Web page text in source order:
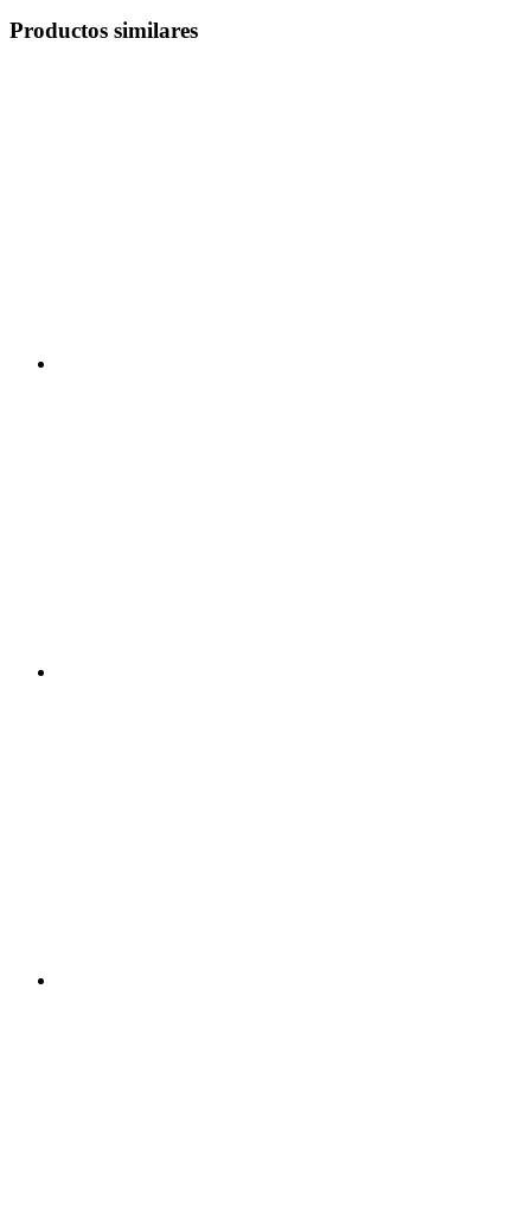
Productos similares